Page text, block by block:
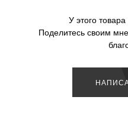
У этого
Поделитесь своим